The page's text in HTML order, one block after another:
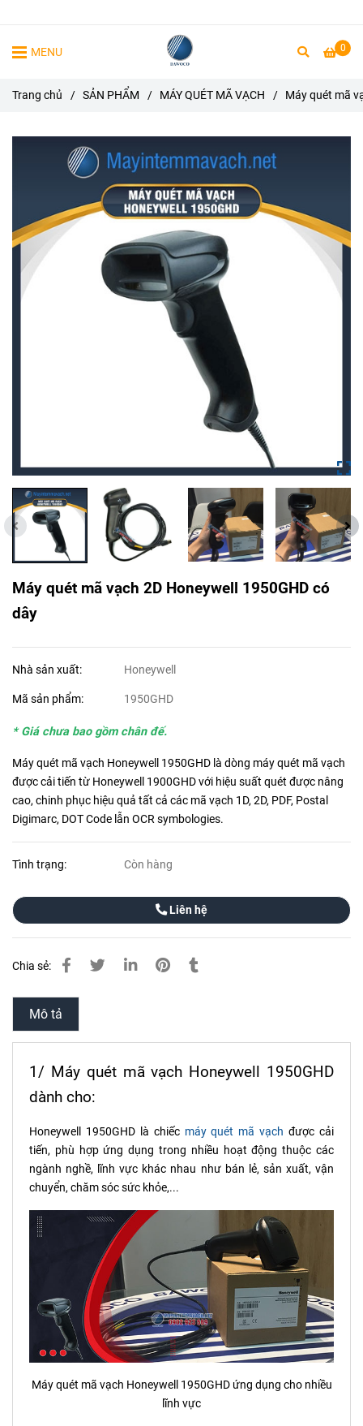
0
MENU
Trang chủ / SẢN PHẨM / MÁY QUÉT MÃ VẠCH / Máy quét mã
Máy quét mã vạch 2D Honeywell 1950GHD có
dây
Nhà sản xuất: Honeywell
Mã sản phẩm: 1950GHD
* Giá chưa bao gồm chân đế.
Máy quét mã vạch Honeywell 1950GHD là dòng máy quét mã vạch
được cải tiến từ Honeywell 1900GHD với hiệu suất quét được nâng
cao, chinh phục hiệu quả tất cả các mã vạch 1D, 2D, PDF, Postal
Digimarc, DOT Code lẫn OCR symbologies.
Tình trạng: Còn hàng
Liên hệ
Chia sẻ:
Mô tả
1/ Máy quét mã vạch Honeywell 1950GHD
dành cho:
Honeywell 1950GHD là chiếc máy quét mã vạch được cải
tiến, phù hợp ứng dụng trong nhiều hoạt động thuộc các
ngành nghề, lĩnh vực khác nhau như bán lẻ, sản xuất, vận
chuyển, chăm sóc sức khỏe,...
Máy quét mã vạch Honeywell 1950GHD ứng dụng cho nhiều
lĩnh vực